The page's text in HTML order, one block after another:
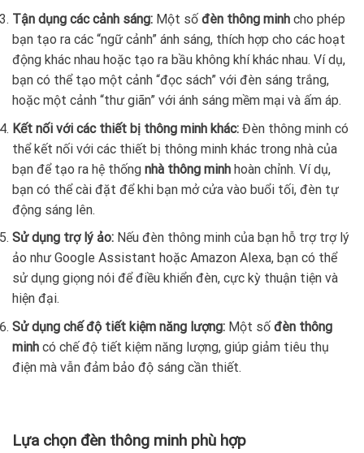
Tận dụng các cảnh sáng: Một số đèn thông minh cho phép
bạn tạo ra các “ngữ cảnh” ánh sáng, thích hợp cho các hoạt
động khác nhau hoặc tạo ra bầu không khí khác nhau. Ví dụ,
bạn có thể tạo một cảnh “đọc sách” với đèn sáng trắng,
hoặc một cảnh “thư giãn” với ánh sáng mềm mại và ấm áp.
Kết nối với các thiết bị thông minh khác: Đèn thông minh có
thể kết nối với các thiết bị thông minh khác trong nhà của
bạn để tạo ra hệ thống nhà thông minh hoàn chỉnh. Ví dụ,
bạn có thể cài đặt để khi bạn mở cửa vào buổi tối, đèn tự
động sáng lên.
Sử dụng trợ lý ảo: Nếu đèn thông minh của bạn hỗ trợ trợ lý
ảo như Google Assistant hoặc Amazon Alexa, bạn có thể
sử dụng giọng nói để điều khiển đèn, cực kỳ thuận tiện và
hiện đại.
Sử dụng chế độ tiết kiệm năng lượng: Một số đèn thông
minh có chế độ tiết kiệm năng lượng, giúp giảm tiêu thụ
điện mà vẫn đảm bảo độ sáng cần thiết.
Lựa chọn đèn thông minh phù hợp